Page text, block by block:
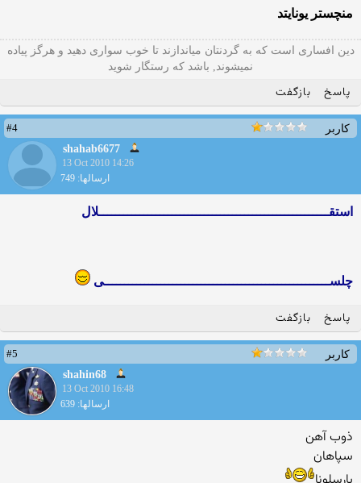
منچستر یونایتد
دین افساری است که به گردنتان میاندازند تا خوب سواری دهید و هرگز پیاده
نمیشوند, باشد که رستگار شوید
پاسخ بازگفت
کاربر
#4
shahab6677
13 Oct 2010 14:26
ارسالها: 749
استقـــــــــــــــــــــــــــــــــــــــــــــــــــــــــلال
چلســــــــــــــــــــــــــــــــــــــــــــــــــــــــی
پاسخ بازگفت
کاربر
#5
shahin68
13 Oct 2010 16:48
ارسالها: 639
ذوب آهن
سپاهان